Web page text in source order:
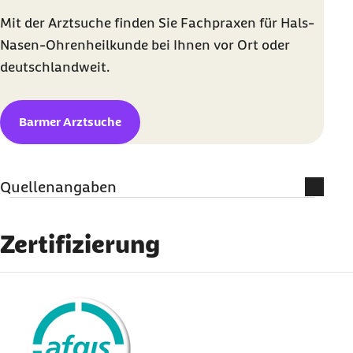
Mit der Arztsuche finden Sie Fachpraxen für Hals-
Nasen-Ohrenheilkunde bei Ihnen vor Ort oder
deutschlandweit.
Barmer Arztsuche
Quellenangaben
Deutsche Stiftung Tinnitus und Hören Charité
(Abruf am 24.02.2025):Tinnitus und Hören
Deutsche Tinnitus-Liga e. V. (Abruf am
24.02.2025):Hilfe zur Selbsthilfe
Zertifizierung